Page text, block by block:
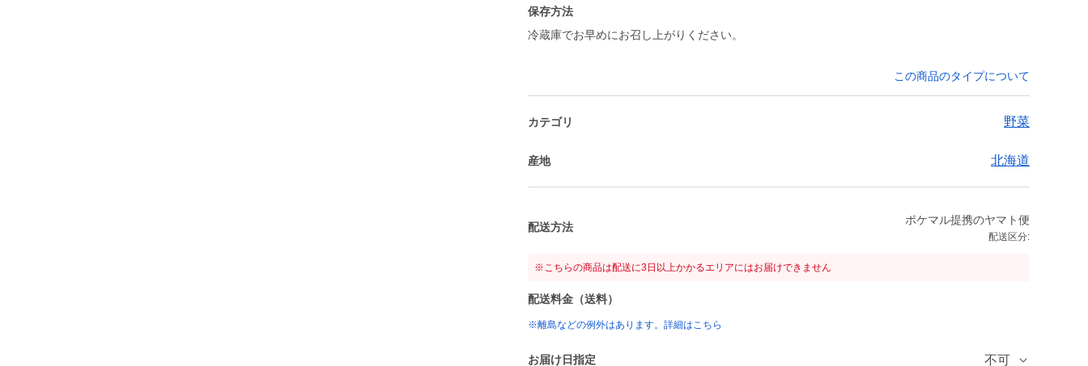
保存方法
冷蔵庫でお早めにお召し上がりください。
この商品のタイプについて
カテゴリ 野菜
産地 北海道
配送方法
ポケマル提携のヤマト便
配送区分:
※こちらの商品は配送に3日以上かかるエリアにはお届けできません
配送料金（送料）
※離島などの例外はあります。詳細はこちら
お届け日指定 不可